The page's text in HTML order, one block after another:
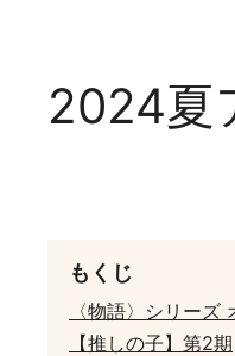
2024夏
もくじ
〈物語〉シリーズ
【推しの子】第2期